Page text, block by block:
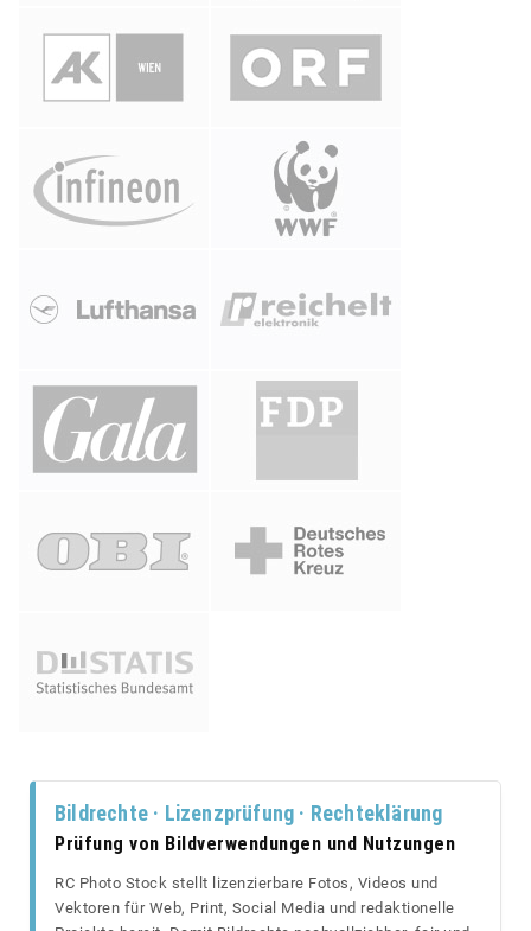
Bildrechte · Lizenzprüfung · Rechteklärung
Prüfung von Bildverwendungen und Nutzungen
RC Photo Stock stellt lizenzierbare Fotos, Videos und
Vektoren für Web, Print, Social Media und redaktionelle